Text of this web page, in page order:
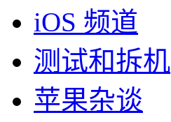
iOS 频道
测试和拆机
苹果杂谈